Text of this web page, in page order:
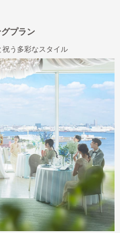
プラン
う多彩なスタイル